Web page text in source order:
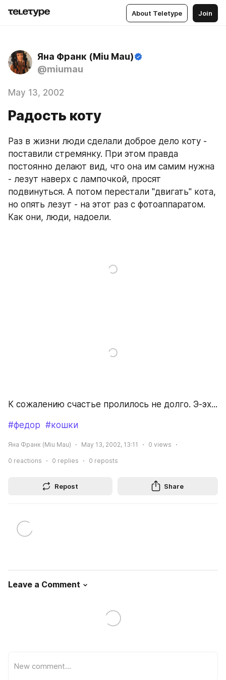
About Teletype Join
Яна Франк (Miu Mau)
@miumau
May 13, 2002
Радость коту
Раз в жизни люди сделали доброе дело коту -
поставили стремянку. При этом правда
постоянно делают вид, что она им самим нужна
- лезут наверх с лампочкой, просят
подвинуться. А потом перестали "двигать" кота,
но опять лезут - на этот раз с фотоаппаратом.
Как они, люди, надоели.
К сожалению счастье пролилось не долго. Э-эх...
#федор #кошки
Яна Франк (Miu Mau) May 13, 2002, 13:11 0 views
0 reactions 0 replies 0 reposts
Repost Share
Leave a Comment